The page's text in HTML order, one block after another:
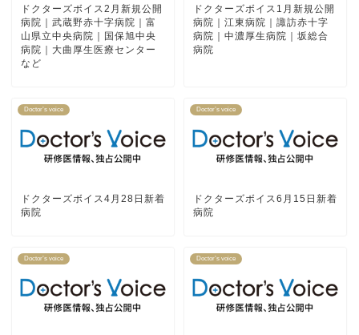
ドクターズボイス2月新規公開
病院｜武蔵野赤十字病院｜富
山県立中央病院｜国保旭中央
病院｜大曲厚生医療センター
など
ドクターズボイス1月新規公開
病院｜江東病院｜諏訪赤十字
病院｜中濃厚生病院｜坂総合
病院
Doctor’s voice
ドクターズボイス4月28日新着
病院
Doctor’s voice
ドクターズボイス6月15日新着
病院
Doctor’s voice Doctor’s voice